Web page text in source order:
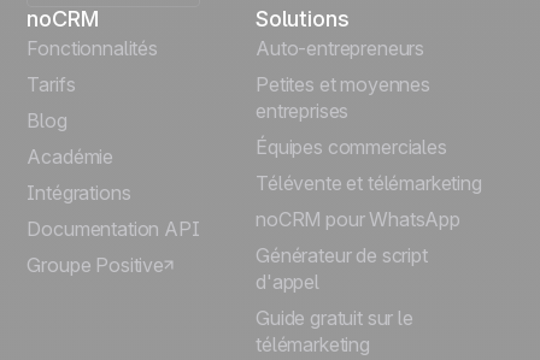
English
Português
Italiano
Deutsch
noCRM
Fonctionnalités
Tarifs
Blog
Académie
Intégrations
Documentation API
Groupe Positive
Solutions
Auto-entrepreneurs
Petites et moyennes
entreprises
Équipes commerciales
Télévente et télémarketing
noCRM pour WhatsApp
Générateur de script
d'appel
Guide gratuit sur le
télémarketing